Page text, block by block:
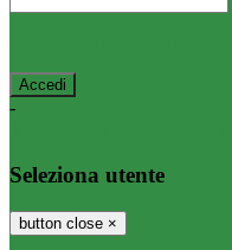
-
Seleziona utente
button close ×